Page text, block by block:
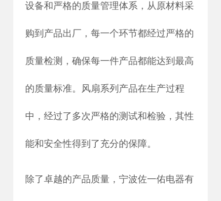
设备和严格的质量管理体系，从原材料采
购到产品出厂，每一个环节都经过严格的
质量检测，确保每一件产品都能达到最高
的质量标准。风扇系列产品在生产过程
中，经过了多次严格的测试和检验，其性
能和安全性得到了充分的保障。
除了卓越的产品质量，宁波佐一佑电器有